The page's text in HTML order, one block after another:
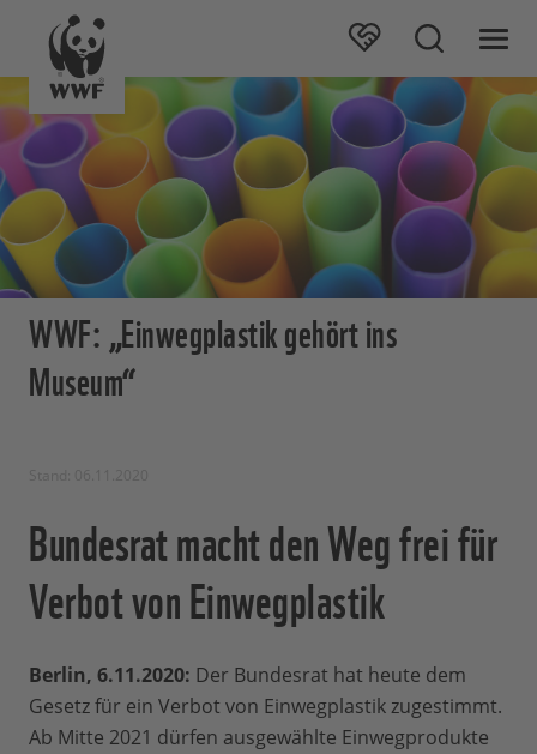
WWF: „Einwegplastik gehört ins
Museum“
Bundesrat macht den Weg frei für
Verbot von Einwegplastik
Berlin, 6.11.2020: Der Bundesrat hat heute dem
Gesetz für ein Verbot von Einwegplastik zugestimmt.
Ab Mitte 2021 dürfen ausgewählte Einwegprodukte